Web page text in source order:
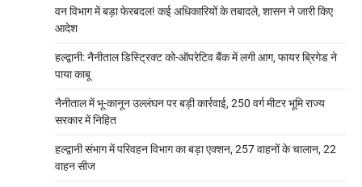
वन विभाग में बड़ा फेरबदल! कई अधिकारियों के तबादले, शासन ने जारी किए
आदेश
हल्द्वानी: नैनीताल डिस्ट्रिक्ट को-ऑपरेटिव बैंक में लगी आग, फायर ब्रिगेड ने
पाया काबू
नैनीताल में भू-कानून उल्लंघन पर बड़ी कार्रवाई, 250 वर्ग मीटर भूमि राज्य
सरकार में निहित
हल्द्वानी संभाग में परिवहन विभाग का बड़ा एक्शन, 257 वाहनों के चालान, 22
वाहन सीज